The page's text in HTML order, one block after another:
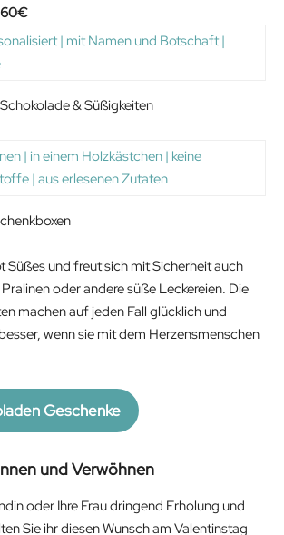
€Current
price
& Süßigkeiten
Süßes und freut sich mit Sicherheit auch
oder andere süße Leckereien. Die
machen auf jeden Fall glücklich und
wenn sie mit dem Herzensmenschen
Geschenke
und Verwöhnen
oder Ihre Frau dringend Erholung und
Sie ihr diesen Wunsch am Valentinstag